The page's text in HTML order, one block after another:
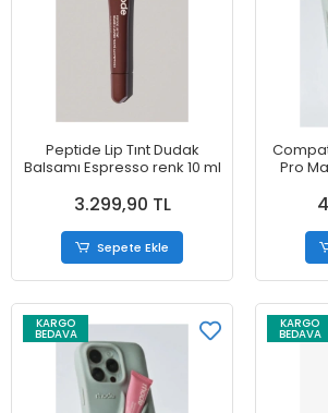
Peptide Lip Tınt Dudak
Balsamı Espresso renk 10 ml
3.299,90 TL
Sepete Ekle
Pro
KARGO
BEDAVA
KARGO
BEDAVA